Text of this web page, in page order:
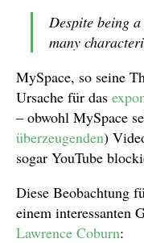
Despite being
many
MySpace, so seine
Ursache für das
– obwohl MySpace
überzeugenden)
sogar YouTube
Diese Beobachtung
einem interessanten
Lawrence Coburn: